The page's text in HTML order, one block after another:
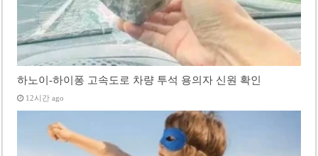
하노이-하이퐁 고속도로 차량 투석 용의자 신원 확인
12시간 ago